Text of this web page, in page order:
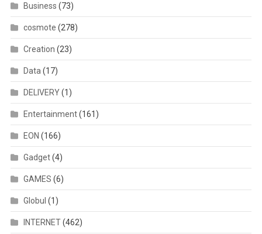
Business (73)
cosmote (278)
Creation (23)
Data (17)
DELIVERY(1)
Entertainment(161)
EON (166)
Gadget(4)
GAMES (6)
Globul (1)
INTERNET(462)